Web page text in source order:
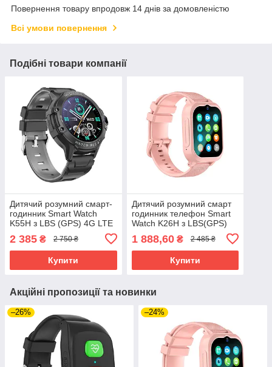
Повернення товару впродовж 14 днів за домовленістю
Всі умови повернення
Подібні товари компанії
Дитячий розумний смарт-
годинник Smart Watch
K55H з LBS (GPS) 4G LTE
2 385 ₴ 2 750 ₴
Купити
Дитячий розумний смарт
годинник телефон Smart
Watch K26H з LBS(GPS)
1 888,60₴ 2 485 ₴
Купити
Акційні пропозиції та новинки
–26% –24%